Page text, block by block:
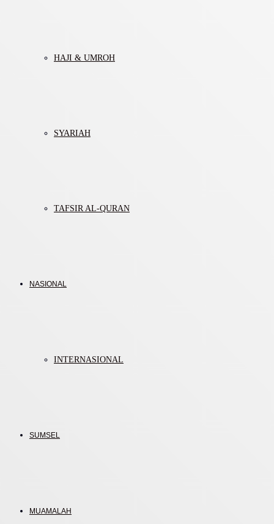
HAJI & UMROH
SYARIAH
TAFSIR AL-QURAN
NASIONAL
INTERNASIONAL
SUMSEL
MUAMALAH